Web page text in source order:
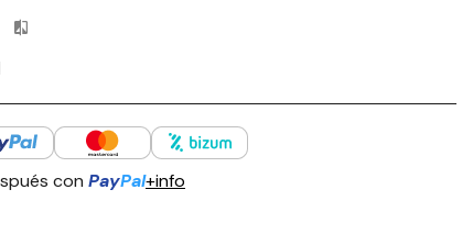
Productos incluidos en tu lista de comparación: 0 / 4
con PayPal+info